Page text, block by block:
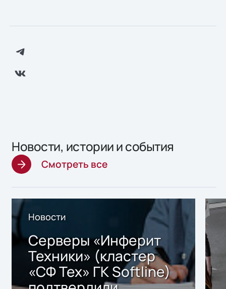
Новости, истории и события
Смотреть все
Новости
Серверы «Инферит
Техники» (кластер
«СФ Тех» ГК Softline)